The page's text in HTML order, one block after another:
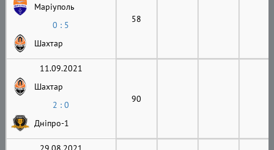
Маріуполь
0 : 5
Шахтар
58
11.09.2021
Шахтар
2 : 0
Дніпро-1
90